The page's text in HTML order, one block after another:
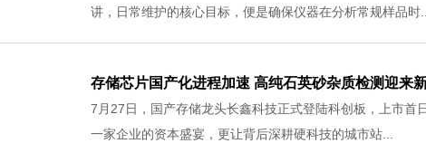
讲，日常维护的核心目标，便是确保仪器在分析常规样品时...
存储芯片国产化进程加速 高纯石英砂杂质检测迎来
7月27日，国产存储龙头长鑫科技正式登陆科创板，上市首
一家企业的资本盛宴，更让背后深耕硬科技的城市站...